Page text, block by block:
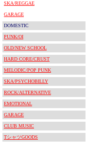
SKA/REGGAE
GARAGE
DOMESTIC
PUNK/OI
OLD/NEW SCHOOL
HARD CORE/CRUST
MELODIC/POP PUNK
SKA/PSYCHOBILLY
ROCK/ALTERNATIVE
EMOTIONAL
GARAGE
CLUB MUSIC
TシャツGOODS